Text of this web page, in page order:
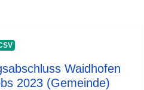
Waidhofen
2023 (Gemeinde)